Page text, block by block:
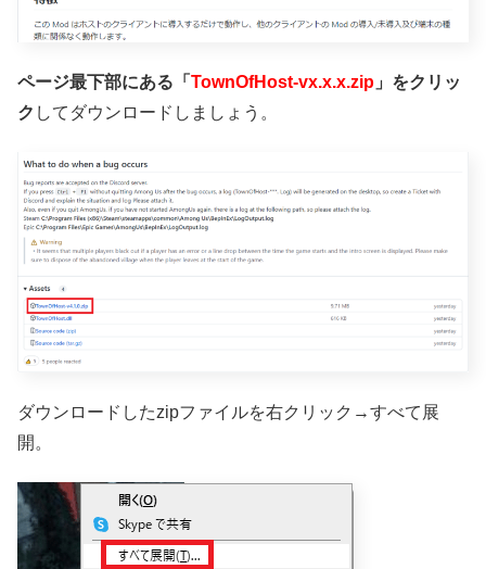
ページ最下部にある「 TownOfHost-vx.x.x.zip 」をクリッ
ク してダウンロードしましょう。
ダウンロードしたzipファイルを右クリック→すべて展
開。